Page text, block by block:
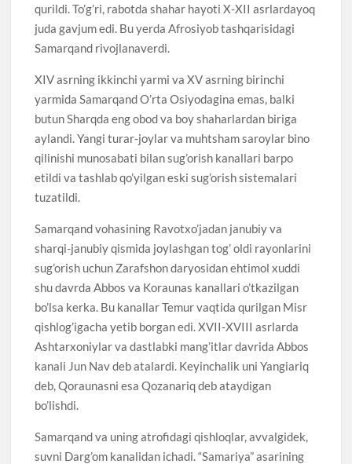
qurildi. To’g’ri, rabotda shahar hayoti X-XII asrlardayoq
juda gavjum edi. Bu yerda Afrosiyob tashqarisidagi
Samarqand rivojlanaverdi.
XIV asrning ikkinchi yarmi va XV asrning birinchi
yarmida Samarqand O’rta Osiyodagina emas, balki
butun Sharqda eng obod va boy shaharlardan biriga
aylandi. Yangi turar-joylar va muhtsham saroylar bino
qilinishi munosabati bilan sug’orish kanallari barpo
etildi va tashlab qo’yilgan eski sug’orish sistemalari
tuzatildi.
Samarqand vohasining Ravotxo’jadan janubiy va
sharqi-janubiy qismida joylashgan tog’ oldi rayonlarini
sug’orish uchun Zarafshon daryosidan ehtimol xuddi
shu davrda Abbos va Koraunas kanallari o’tkazilgan
bo’lsa kerka. Bu kanallar Temur vaqtida qurilgan Misr
qishlog’igacha yetib borgan edi. XVII-XVIII asrlarda
Ashtarxoniylar va dastlabki mang’itlar davrida Abbos
kanali Jun Nav deb atalardi. Keyinchalik uni Yangiariq
deb, Qoraunasni esa Qozanariq deb ataydigan
bo’lishdi.
Samarqand va uning atrofidagi qishloqlar, avvalgidek,
suvni Darg’om kanalidan ichadi. “Samariya” asarining